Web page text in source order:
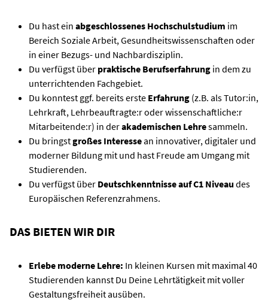
Du hast ein abgeschlossenes Hochschulstudium im
Bereich Soziale Arbeit, Gesundheitswissenschaften oder
in einer Bezugs- und Nachbardisziplin.
Du verfügst über praktische Berufserfahrung in dem zu
unterrichtenden Fachgebiet.
Du konntest ggf. bereits erste Erfahrung (z.B. als Tutor:in,
Lehrkraft, Lehrbeauftragte:r oder wissenschaftliche:r
Mitarbeitende:r) in derakademischen Lehresammeln.
Du bringstgroßes Interessean innovativer, digitaler und
moderner Bildung mit und hast Freude am Umgang mit
Studierenden.
Du verfügst über Deutschkenntnisse auf C1 Niveau des
Europäischen Referenzrahmens.
DAS BIETEN WIR DIR
Erlebe moderne Lehre: In kleinen Kursen mit maximal 40
Studierenden kannst Du Deine Lehrtätigkeit mit voller
Gestaltungsfreiheit ausüben.